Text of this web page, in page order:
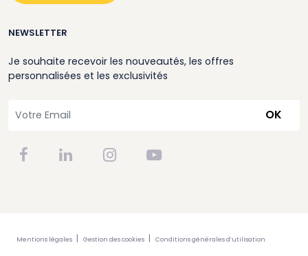
NEWSLETTER
Je souhaite recevoir les nouveautés, les offres
personnalisées et les exclusivités
OK
Mentions légales Gestion des cookies Conditions générales d’utilisation